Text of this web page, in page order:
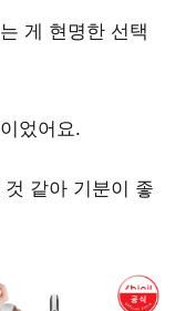
게 현명한 선택
었어요.
것 같아 기분이 좋